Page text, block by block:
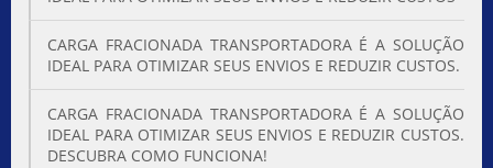
CARGA FRACIONADA TRANSPORTADORA É A SOLUÇÃO
IDEAL PARA OTIMIZAR SEUS ENVIOS E REDUZIR CUSTOS.
CARGA FRACIONADA TRANSPORTADORA É A SOLUÇÃO
IDEAL PARA OTIMIZAR SEUS ENVIOS E REDUZIR CUSTOS.
DESCUBRA COMO FUNCIONA!